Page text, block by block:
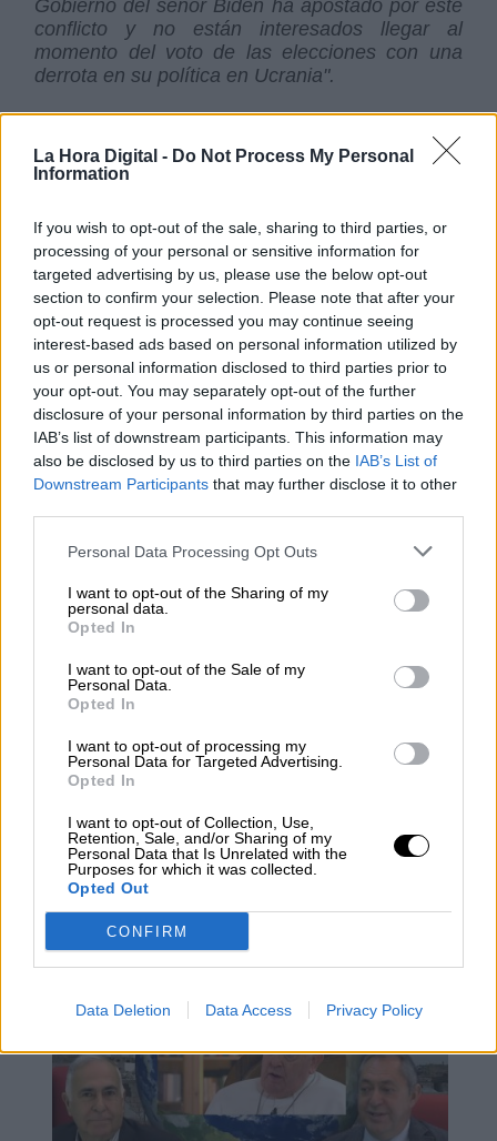
La Hora Digital - Do Not Process My Personal
Information
If you wish to opt-out of the sale, sharing to third parties, or
processing of your personal or sensitive information for
targeted advertising by us, please use the below opt-out
section to confirm your selection. Please note that after your
opt-out request is processed you may continue seeing
interest-based ads based on personal information utilized by
us or personal information disclosed to third parties prior to
your opt-out. You may separately opt-out of the further
disclosure of your personal information by third parties on the
IAB’s list of downstream participants. This information may
also be disclosed by us to third parties on the IAB’s List of
Downstream Participants that may further disclose it to other
Personal Data Processing Opt Outs
I want to opt-out of the Sharing of my
personal data.
Opted In
I want to opt-out of the Sale of my
Personal Data.
Opted In
I want to opt-out of processing my
Personal Data for Targeted Advertising.
Opted In
I want to opt-out of Collection, Use,
Retention, Sale, and/or Sharing of my
Personal Data that Is Unrelated with the
Purposes for which it was collected.
Opted Out
CONFIRM
Data Deletion Data Access Privacy Policy
Gobierno del señor Biden ha apostado por este
conflicto yno están interesados llegar al
momento del voto de las elecciones con una
derrota en su política en Ucrania".
Para hablar de las relaciones entre Rusia y
Europa, Sysoev utiliza las palabras del ministro
a establecer los contactos o las relaciones con
cualquier país,pero ahora la pelota está en el
campo europeo porque ellos han cortado
prácticamente todas las relaciones y han
cerrado esta cooperación".
Aún así, hayalgunos países "que sí
mantienen una cierta autonomía",como
Hungría. Sysoev señala que hay colaboración
en el campo de energía y habla también de las
difíciles relaciones con Eslovaquia. "Peroen el
plano humano yo diría que la situación no es
decisiones están tomadas en Bruselas". "
pesar de la posición oficial de los gobiernos, por
ejemplo, elsuministro del gas licuado ruso
ha aumentado muchas veces y este año
este carburante", avanza Sysoev.
No te pierdas la entrevista completa. ¡Dale al
PLAY!
Rusia Internacional Entrevista
NOTICIAS RELACIONADAS